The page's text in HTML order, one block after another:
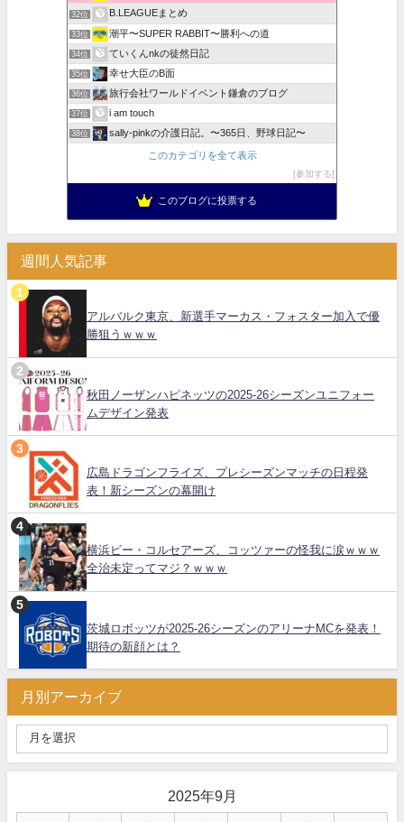
32位 B.LEAGUEまとめ
33位 潮平〜SUPER RABBIT〜勝利への道
34位 ていくんnkの徒然日記
35位 幸せ大臣のB面
36位 旅行会社ワールドイベント鎌倉のブログ
37位 i am touch
38位 sally-pinkの介護日記。〜365日、野球日記〜
このカテゴリを全て表示
参加する
このブログに投票する
週間人気記事
アルバルク東京、新選手マーカス・フォスター加入で優
勝狙うｗｗｗ
秋田ノーザンハピネッツの2025-26シーズンユニフォー
ムデザイン発表
広島ドラゴンフライズ、プレシーズンマッチの日程発
表！新シーズンの幕開け
横浜ビー・コルセアーズ、コッツァーの怪我に涙ｗｗｗ
全治未定ってマジ？ｗｗｗ
茨城ロボッツが2025-26シーズンのアリーナMCを発表！
期待の新顔とは？
月別アーカイブ
2025年9月